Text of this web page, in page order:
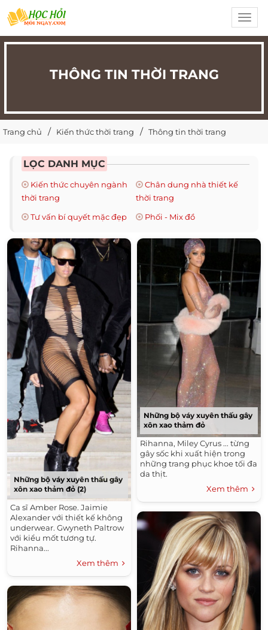
THÔNG TIN THỜI TRANG
Trang chủ Kiến thức thời trang Thông tin thời trang
LỌC DANH MỤC
Kiến thức chuyên ngành
thời trang
Chân dung nhà thiết kế
thời trang
Tư vấn bí quyết mặc đẹp
Phối - Mix đồ
Những bộ váy xuyên thấu gây
xôn xao thảm đỏ (2)
Ca sĩ Amber Rose. Jaimie
Alexander với thiết kế không
underwear. Gwyneth Paltrow
với kiểu mốt tương tự.
Rihanna...
Xem thêm
Những bộ váy xuyên thấu gây
xôn xao thảm đỏ
Rihanna, Miley Cyrus ... từng
gây sốc khi xuất hiện trong
những trang phục khoe tối đa
da thịt.
Xem thêm